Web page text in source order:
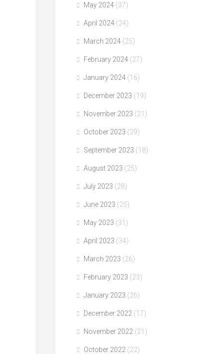
May 2024 (37)
April 2024 (24)
March 2024 (25)
February 2024 (27)
January 2024 (16)
December 2023 (19)
November 2023 (21)
October 2023 (29)
September 2023 (18)
August 2023 (25)
July 2023 (28)
June 2023 (25)
May 2023 (31)
April 2023 (34)
March 2023 (26)
February 2023 (23)
January 2023 (26)
December 2022 (17)
November 2022 (21)
October 2022 (22)